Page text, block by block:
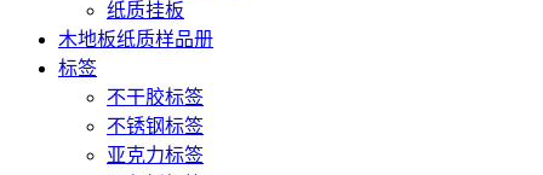
纸质挂板
木地板纸质样品册
标签
不干胶标签
不锈钢标签
亚克力标签